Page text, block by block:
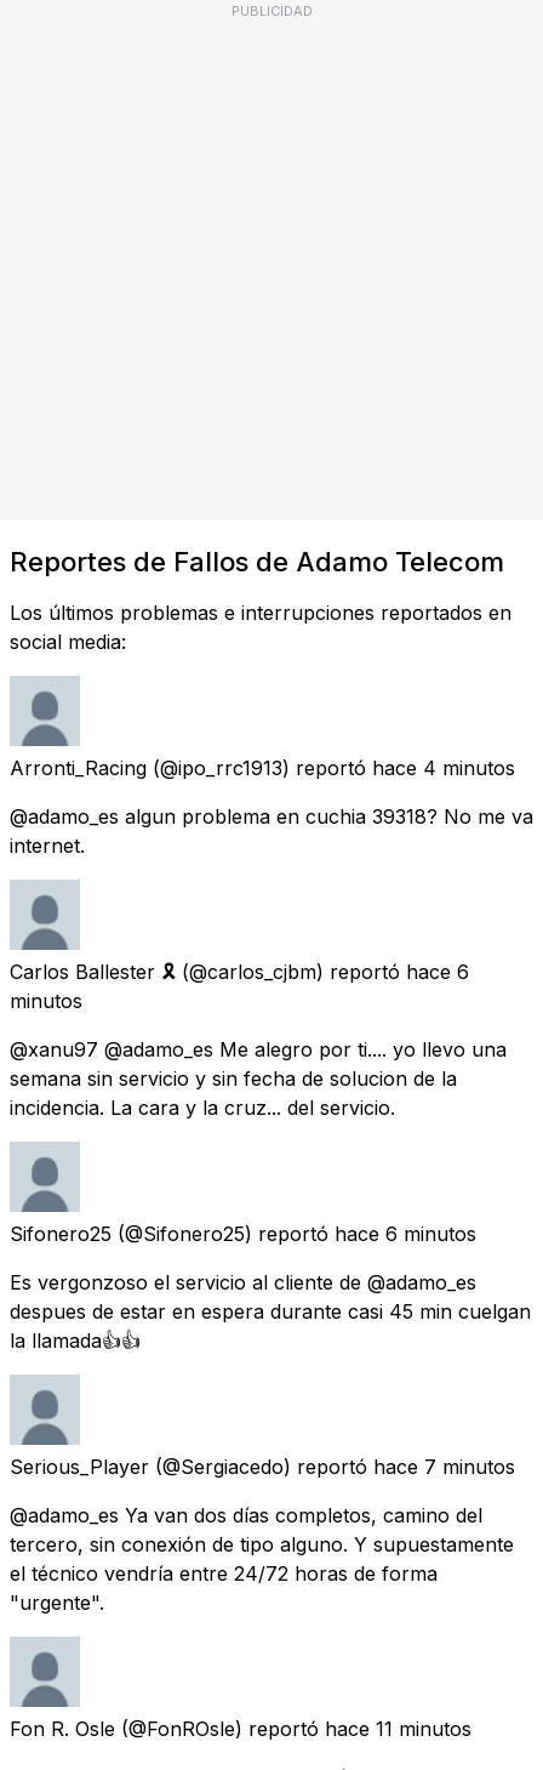
PUBLICIDAD
Reportes de Fallos de Adamo Telecom
Los últimos problemas e interrupciones reportados en
social media:
Arronti_Racing (@ipo_rrc1913) reportó hace 4 minutos
@adamo_es algun problema en cuchia 39318? No me va
internet.
Carlos Ballester 🎗 (@carlos_cjbm) reportó hace 6
minutos
@xanu97 @adamo_es Me alegro por ti.... yo llevo una
semana sin servicio y sin fecha de solucion de la
incidencia. La cara y la cruz... del servicio.
Sifonero25 (@Sifonero25) reportó hace 6 minutos
Es vergonzoso el servicio al cliente de @adamo_es
despues de estar en espera durante casi 45 min cuelgan
la llamada👍👍
Serious_Player (@Sergiacedo) reportó hace 7 minutos
@adamo_es Ya van dos días completos, camino del
tercero, sin conexión de tipo alguno. Y supuestamente
el técnico vendría entre 24/72 horas de forma
"urgente".
Fon R. Osle (@FonROsle) reportó hace 11 minutos